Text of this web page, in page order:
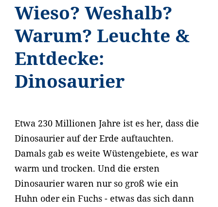
Wieso? Weshalb?
Warum? Leuchte &
Entdecke:
Dinosaurier
Etwa 230 Millionen Jahre ist es her, dass die
Dinosaurier auf der Erde auftauchten.
Damals gab es weite Wüstengebiete, es war
warm und trocken. Und die ersten
Dinosaurier waren nur so groß wie ein
Huhn oder ein Fuchs - etwas das sich dann